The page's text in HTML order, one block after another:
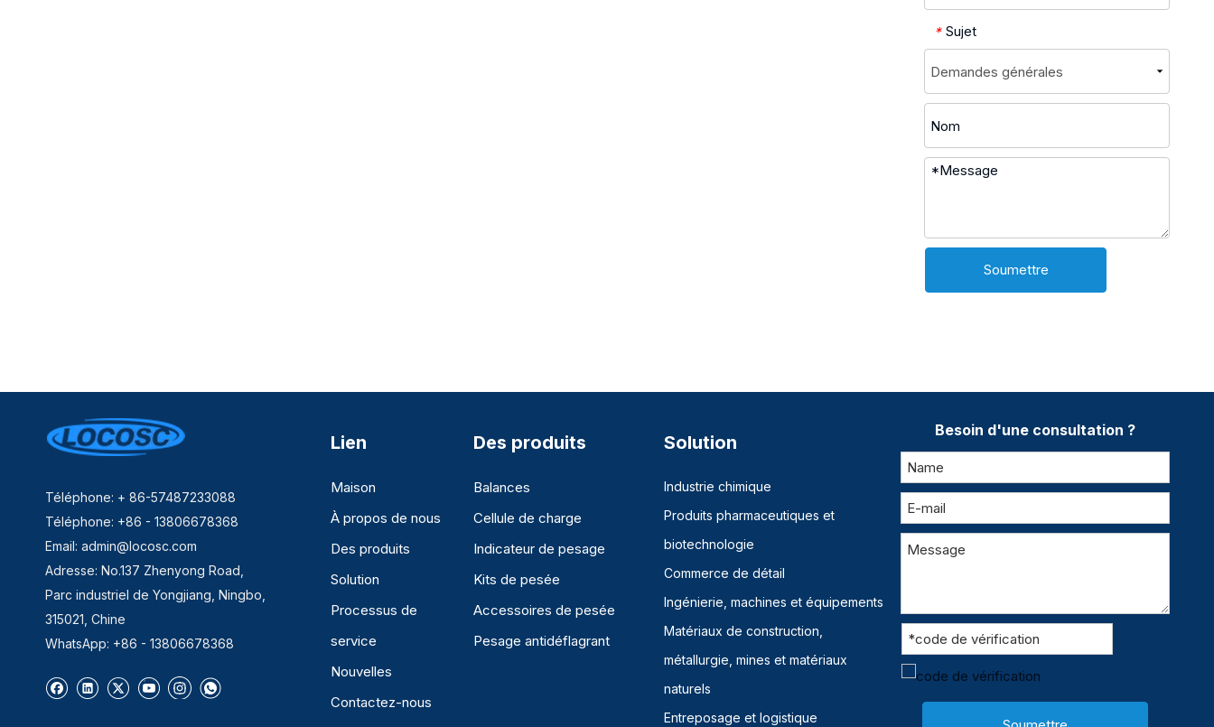
* Sujet
Soumettre
Téléphone: + 86-57487233088
Téléphone: +86 - 13806678368
Email: admin@locosc.com
Adresse: No.137 Zhenyong Road,
Parc industriel de Yongjiang, Ningbo,
315021, Chine
WhatsApp: +86 - 13806678368
Lien
Maison
À propos de nous
Des produits
Solution
Processus de
service
Nouvelles
Contactez-nous
Des produits
Balances
Cellule de charge
Indicateur de pesage
Kits de pesée
Accessoires de pesée
Pesage antidéflagrant
Solution
Industrie chimique
Produits pharmaceutiques et
biotechnologie
Commerce de détail
Ingénierie, machines et équipements
Matériaux de construction,
métallurgie, mines et matériaux
naturels
Entreposage et logistique
Besoin d'une consultation ?